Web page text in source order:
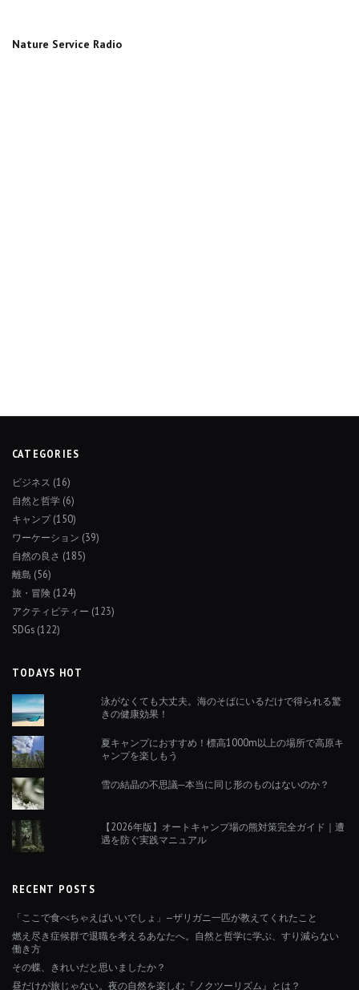
Nature Service Radio
CATEGORIES
ビジネス (16)
自然と哲学 (6)
キャンプ(150)
ワーケーション (39)
自然の良さ (185)
離島 (56)
旅・冒険 (124)
アクティビティー (123)
SDGs (122)
TODAYS HOT
泳がなくても大丈夫。海のそばにいるだけで得られる驚
きの健康効果！
夏キャンプにおすすめ！標高1000m以上の場所で高原キ
ャンプを楽しもう
雪の結晶の不思議─本当に同じ形のものはないのか？
【2026年版】オートキャンプ場の熊対策完全ガイド｜遭
遇を防ぐ実践マニュアル
RECENT POSTS
「ここで食べちゃえばいいでしょ」—ザリガニ一匹が教えてくれたこと
燃え尽き症候群で退職を考えるあなたへ。自然と哲学に学ぶ、すり減らない
働き方
その蝶、きれいだと思いましたか？
昼だけが旅じゃない。夜の自然を楽しむ『ノクツーリズム』とは？